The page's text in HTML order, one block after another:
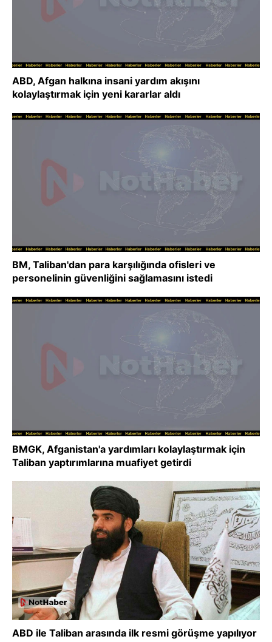
ABD, Afgan halkına insani yardım akışını
kolaylaştırmak için yeni kararlar aldı
BM, Taliban'dan para karşılığında ofisleri ve
personelinin güvenliğini sağlamasını istedi
BMGK, Afganistan'a yardımları kolaylaştırmak için
Taliban yaptırımlarına muafiyet getirdi
ABD ile Taliban arasında ilk resmi görüşme yapılıyor